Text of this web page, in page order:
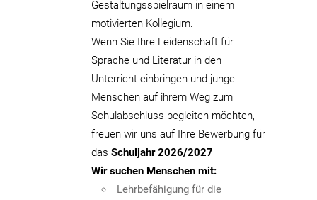
Gestaltungsspielraum in einem
motivierten Kollegium.
Wenn Sie Ihre Leidenschaft für
Sprache und Literatur in den
Unterricht einbringen und junge
Menschen auf ihrem Weg zum
Schulabschluss begleiten möchten,
freuen wir uns auf Ihre Bewerbung für
dasSchuljahr 2026/2027
Wir suchen Menschen mit:
Lehrbefähigung für die